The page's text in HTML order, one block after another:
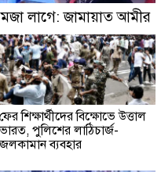
লাগে: জামায়াত আমীর
ফের শিক্ষার্থীদের বিক্ষোভে উত্তাল
ভারত, পুলিশের লাঠিচার্জ-
জলকামান ব্যবহার